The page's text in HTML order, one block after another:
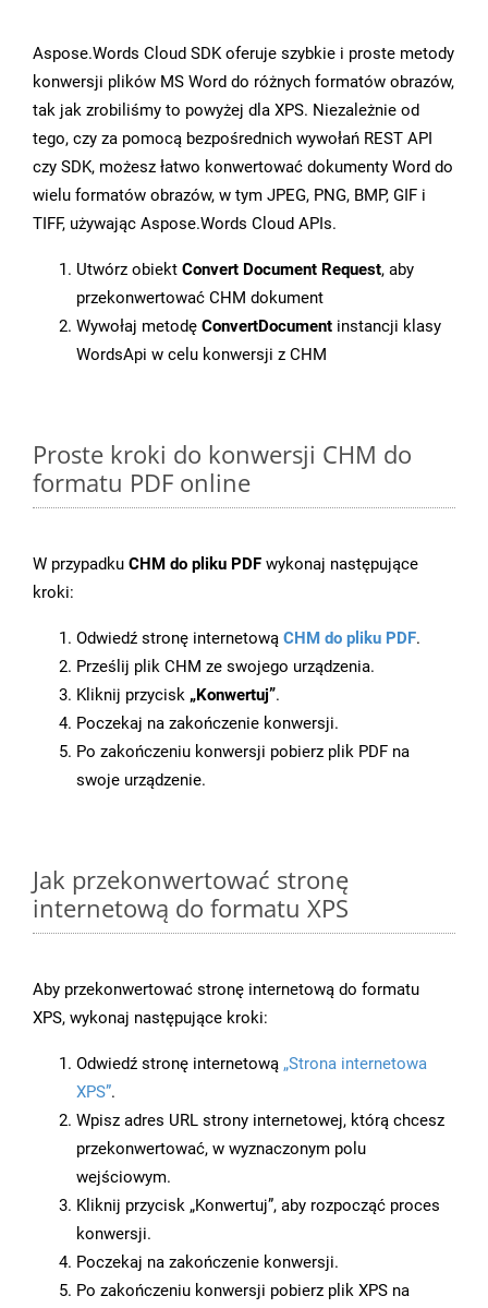
Aspose.Words Cloud SDK oferuje szybkie i proste metody
konwersji plików MS Word do różnych formatów obrazów,
tak jak zrobiliśmy to powyżej dla XPS. Niezależnie od
tego, czy za pomocą bezpośrednich wywołań REST API
czy SDK, możesz łatwo konwertować dokumenty Word do
wielu formatów obrazów, w tym JPEG, PNG, BMP, GIF i
TIFF, używając Aspose.Words Cloud APIs.
Utwórz obiekt Convert Document Request, aby
przekonwertować CHM dokument
Wywołaj metodę ConvertDocument instancji klasy
WordsApi w celu konwersji z CHM
Proste kroki do konwersji CHM do
formatu PDF online
W przypadku CHM do pliku PDF wykonaj następujące
kroki:
Odwiedź stronę internetową CHM do pliku PDF.
Prześlij plik CHM ze swojego urządzenia.
Kliknij przycisk „Konwertuj”.
Poczekaj na zakończenie konwersji.
Po zakończeniu konwersji pobierz plik PDF na
swoje urządzenie.
Jak przekonwertować stronę
internetową do formatu XPS
Aby przekonwertować stronę internetową do formatu
XPS, wykonaj następujące kroki:
Odwiedź stronę internetową „Strona internetowa
XPS”.
Wpisz adres URL strony internetowej, którą chcesz
przekonwertować, w wyznaczonym polu
wejściowym.
Kliknij przycisk „Konwertuj”, aby rozpocząć proces
konwersji.
Poczekaj na zakończenie konwersji.
Po zakończeniu konwersji pobierz plik XPS na